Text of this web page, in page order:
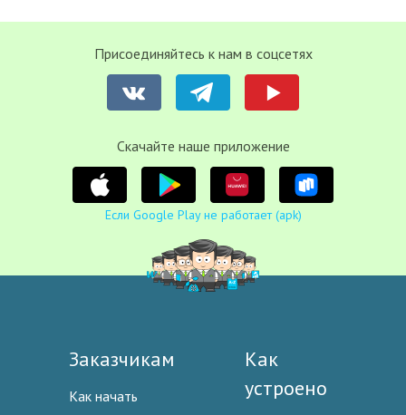
Присоединяйтесь к нам в соцсетях
Cкачайте наше приложение
Если Google Play не работает (apk)
Заказчикам
Как начать
Как
устроено